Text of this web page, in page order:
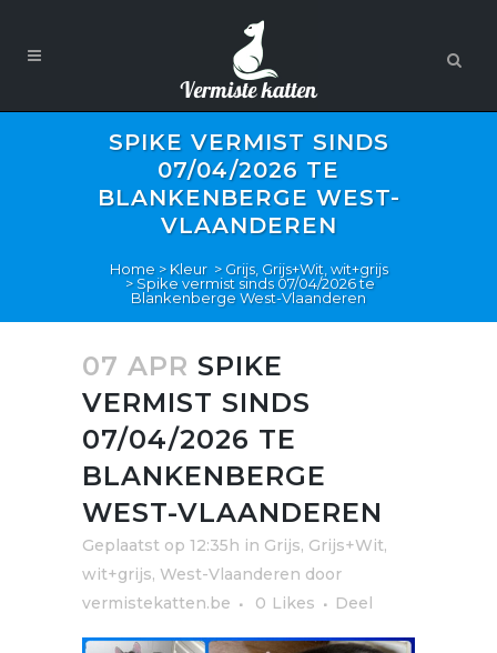
SPIKE VERMIST SINDS
07/04/2026 TE
BLANKENBERGE WEST-
VLAANDEREN
Home>Kleur >Grijs, Grijs+Wit, wit+grijs
>Spike vermist sinds 07/04/2026 te
Blankenberge West-Vlaanderen
07 APR SPIKE
VERMIST SINDS
07/04/2026 TE
BLANKENBERGE
WEST-VLAANDEREN
Geplaatst op 12:35h in Grijs, Grijs+Wit,
wit+grijs, West-Vlaanderen door
vermistekatten.be
0 Likes Deel